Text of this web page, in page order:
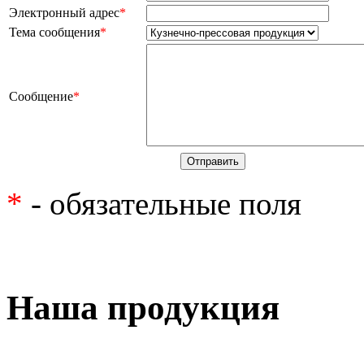
Электронный адрес*
Тема сообщения*
Сообщение*
* - обязательные поля
Наша продукция